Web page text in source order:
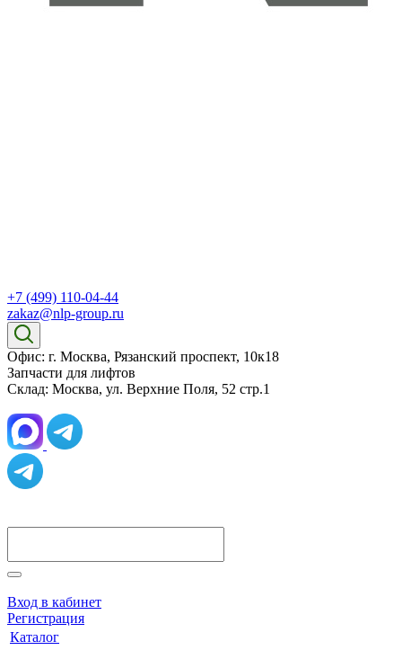
+7 (499) 110-04-44
zakaz@nlp-group.ru
Офис: г. Москва, Рязанский проспект, 10к18
Запчасти для лифтов
Склад: Москва, ул. Верхние Поля, 52 стр.1
Вход в кабинет
Регистрация
Каталог